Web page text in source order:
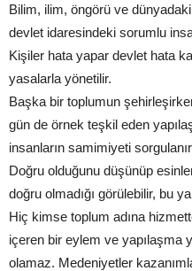
Bilim, ilim, öngörü ve
devlet idaresindeki sorumlu
Kişiler hata yapar devlet hata
yasalarla yönetilir.
Başka bir toplumun
gün de örnek teşkil eden
insanların samimiyeti
Doğru olduğunu düşünüp
doğru olmadığı görülebilir, bu
Hiç kimse toplum adına
içeren bir eylem ve yapılaşma
olamaz. Medeniyetler